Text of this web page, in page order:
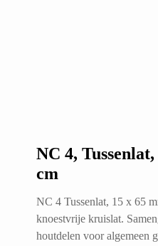
NC 4,
cm
NC 4 Tussenlat, 15 x 65
knoestvrije kruislat.
houtdelen voor algemeen